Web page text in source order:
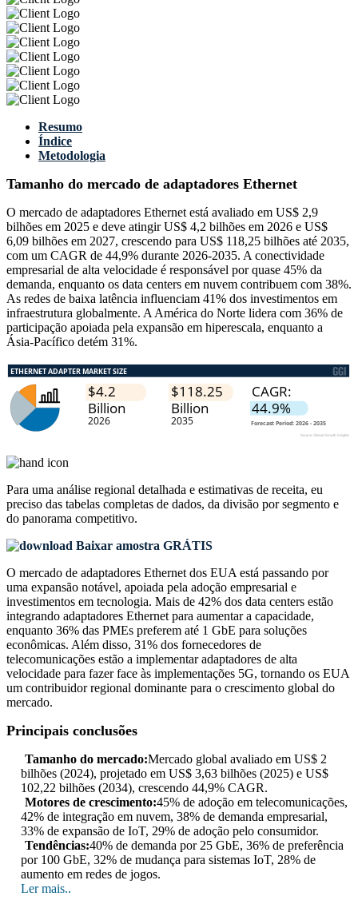
Resumo
Índice
Metodologia
Tamanho do mercado de adaptadores Ethernet
O mercado de adaptadores Ethernet está avaliado em US$ 2,9
bilhões em 2025 e deve atingir US$ 4,2 bilhões em 2026 e US$
6,09 bilhões em 2027, crescendo para US$ 118,25 bilhões até 2035,
com um CAGR de 44,9% durante 2026-2035. A conectividade
empresarial de alta velocidade é responsável por quase 45% da
demanda, enquanto os data centers em nuvem contribuem com 38%.
As redes de baixa latência influenciam 41% dos investimentos em
infraestrutura globalmente. A América do Norte lidera com 36% de
participação apoiada pela expansão em hiperescala, enquanto a
Ásia-Pacífico detém 31%.
Para uma análise regional detalhada e estimativas de receita, eu
preciso das tabelas completas de dados, da divisão por segmento e
do panorama competitivo.
Baixar amostra GRÁTIS
O mercado de adaptadores Ethernet dos EUA está passando por
uma expansão notável, apoiada pela adoção empresarial e
investimentos em tecnologia. Mais de 42% dos data centers estão
integrando adaptadores Ethernet para aumentar a capacidade,
enquanto 36% das PMEs preferem até 1 GbE para soluções
econômicas. Além disso, 31% dos fornecedores de
telecomunicações estão a implementar adaptadores de alta
velocidade para fazer face às implementações 5G, tornando os EUA
um contribuidor regional dominante para o crescimento global do
mercado.
Principais conclusões
Tamanho do mercado:Mercado global avaliado em US$ 2
bilhões (2024), projetado em US$ 3,63 bilhões (2025) e US$
102,22 bilhões (2034), crescendo 44,9% CAGR.
Motores de crescimento:45% de adoção em telecomunicações,
42% de integração em nuvem, 38% de demanda empresarial,
33% de expansão de IoT, 29% de adoção pelo consumidor.
Tendências:40% de demanda por 25 GbE, 36% de preferência
por 100 GbE, 32% de mudança para sistemas IoT, 28% de
aumento em redes de jogos.
Ler mais..